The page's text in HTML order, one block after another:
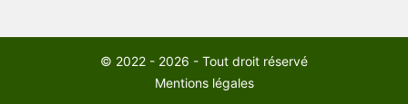
© 2022 - 2026 - Tout droit réservé
Mentions légales